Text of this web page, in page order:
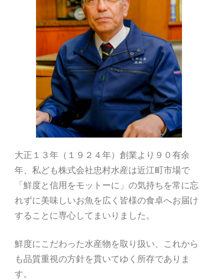
大正１３年（１９２４年）創業より９０有余
年、私ども株式会社忠村水産は近江町市場で
「鮮度と信用をモットーに」の気持ちを常に忘
れずに美味しいお魚を広く皆様の食卓へお届け
することに専心してまいりました。
鮮度にこだわった水産物を取り扱い、これから
も品質重視の方針を貫いてゆく所存でありま
す。